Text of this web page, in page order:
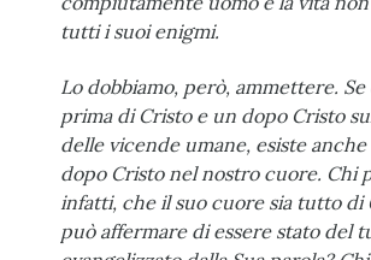
tutti i suoi enigmi.
Lo dobbiamo, però, ammettere. Se
prima di Cristo e un dopo Cristo
delle vicende umane, esiste
dopo Cristo nel nostro cuore. Chi
infatti, che il suo cuore sia tutto di
può affermare di essere stato del